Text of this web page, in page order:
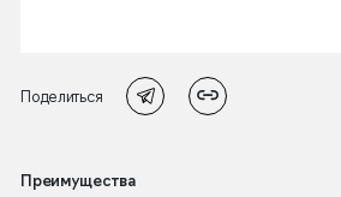
Поделиться
Преимущества